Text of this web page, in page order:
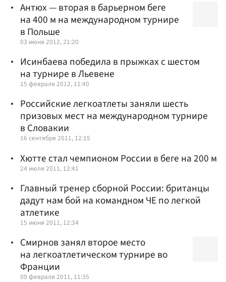
Антюх — вторая в барьерном беге
на 400 м на международном турнире
в Польше
03 июня 2012, 21:20
Исинбаева победила в прыжках с шестом
на турнире в Льевене
15 февраля 2012, 11:40
Российские легкоатлеты заняли шесть
призовых мест на международном турнире
в Словакии
16 сентября 2011, 12:15
Хютте стал чемпионом России в беге на 200 м
24 июля 2011, 12:41
Главный тренер сборной России: британцы
дадут нам бой на командном ЧЕ по легкой
атлетике
15 июня 2011, 12:34
Смирнов занял второе место
на легкоатлетическом турнире во
Франции
09 февраля 2011, 11:35